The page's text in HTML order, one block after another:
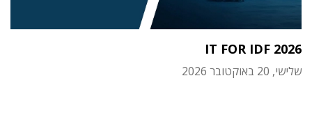
IT FOR IDF 2026
שלישי, 20 באוקטובר 2026